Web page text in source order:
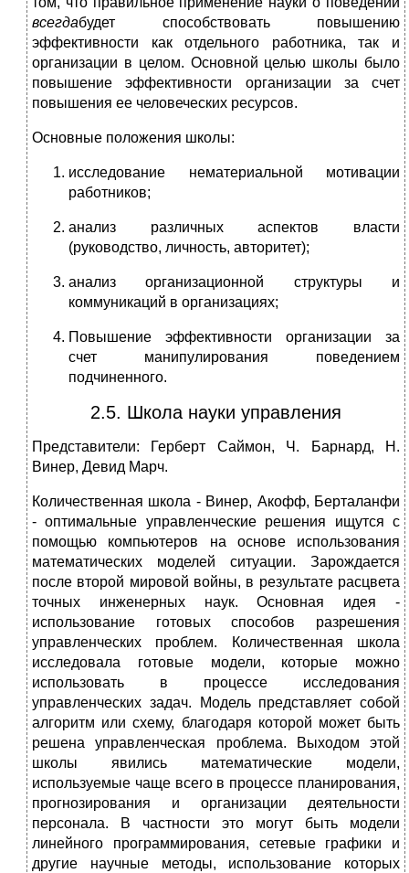
всегдабудет способствовать повышению
эффективности как отдельного работника, так и
организации в целом. Основной целью школы было
повышение эффективности организации за счет
повышения ее человеческих ресурсов.
Основные положения школы:
исследование нематериальной мотивации
работников;
анализ различных аспектов власти
(руководство, личность, авторитет);
анализ организационной структуры и
коммуникаций в организациях;
Повышение эффективности организации за
счет манипулирования поведением
подчиненного.
2.5. Школа науки управления
Представители: Герберт Саймон, Ч. Барнард, Н.
Винер, Девид Марч.
Количественная школа - Винер, Акофф, Берталанфи
- оптимальные управленческие решения ищутся с
помощью компьютеров на основе использования
математических моделей ситуации. Зарождается
после второй мировой войны, в результате расцвета
точных инженерных наук. Основная идея -
использование готовых способов разрешения
управленческих проблем. Количественная школа
исследовала готовые модели, которые можно
использовать в процессе исследования
управленческих задач. Модель представляет собой
алгоритм или схему, благодаря которой может быть
решена управленческая проблема. Выходом этой
школы явились математические модели,
используемые чаще всего в процессе планирования,
прогнозирования и организации деятельности
персонала. В частности это могут быть модели
линейного программирования, сетевые графики и
другие научные методы, использование которых